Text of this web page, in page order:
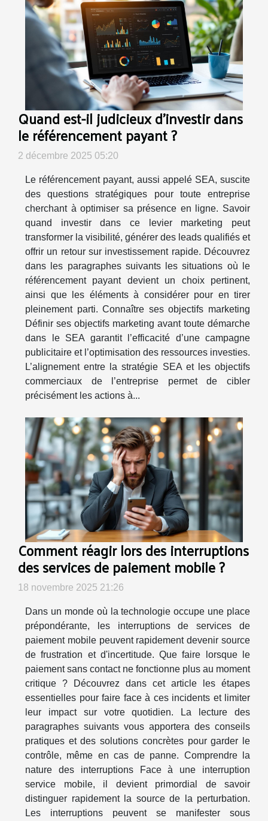
Quand est-il judicieux d'investir dans
le référencement payant ?
2 décembre 2025 05:20
Le référencement payant, aussi appelé SEA, suscite
des questions stratégiques pour toute entreprise
cherchant à optimiser sa présence en ligne. Savoir
quand investir dans ce levier marketing peut
transformer la visibilité, générer des leads qualifiés et
offrir un retour sur investissement rapide. Découvrez
dans les paragraphes suivants les situations où le
référencement payant devient un choix pertinent,
ainsi que les éléments à considérer pour en tirer
pleinement parti. Connaître ses objectifs marketing
Définir ses objectifs marketing avant toute démarche
dans le SEA garantit l’efficacité d’une campagne
publicitaire et l’optimisation des ressources investies.
L’alignement entre la stratégie SEA et les objectifs
commerciaux de l’entreprise permet de cibler
précisément les actions à...
Comment réagir lors des interruptions
des services de paiement mobile ?
18 novembre 2025 21:26
Dans un monde où la technologie occupe une place
prépondérante, les interruptions de services de
paiement mobile peuvent rapidement devenir source
de frustration et d'incertitude. Que faire lorsque le
paiement sans contact ne fonctionne plus au moment
critique ? Découvrez dans cet article les étapes
essentielles pour faire face à ces incidents et limiter
leur impact sur votre quotidien. La lecture des
paragraphes suivants vous apportera des conseils
pratiques et des solutions concrètes pour garder le
contrôle, même en cas de panne. Comprendre la
nature des interruptions Face à une interruption
service mobile, il devient primordial de savoir
distinguer rapidement la source de la perturbation.
Les interruptions peuvent se manifester sous